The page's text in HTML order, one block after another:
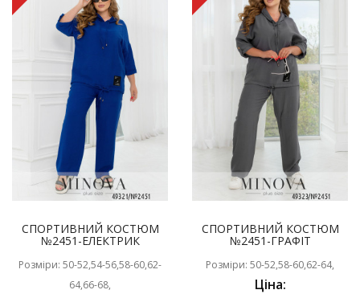
СПОРТИВНИЙ КОСТЮМ
№2451-ЕЛЕКТРИК
Розміри: 50-52,54-56,58-60,62-
64,66-68,
СПОРТИВНИЙ КОСТЮМ
№2451-ГРАФІТ
Розміри: 50-52,58-60,62-64,
Ціна: